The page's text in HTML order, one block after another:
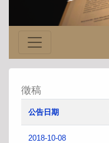
徵稿
公告日期
2018-10-08